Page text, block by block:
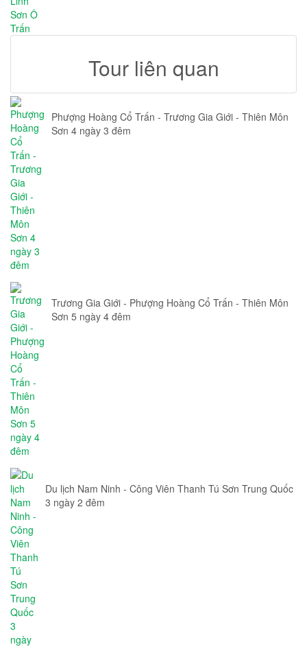
Tour liên quan
Phượng Hoàng Cổ Trấn - Trương Gia Giới - Thiên Môn
Sơn 4 ngày 3 đêm
Trương Gia Giới - Phượng Hoàng Cổ Trấn - Thiên Môn
Sơn 5 ngày 4 đêm
Du lịch Nam Ninh - Công Viên Thanh Tú Sơn Trung Quốc
3 ngày 2 đêm